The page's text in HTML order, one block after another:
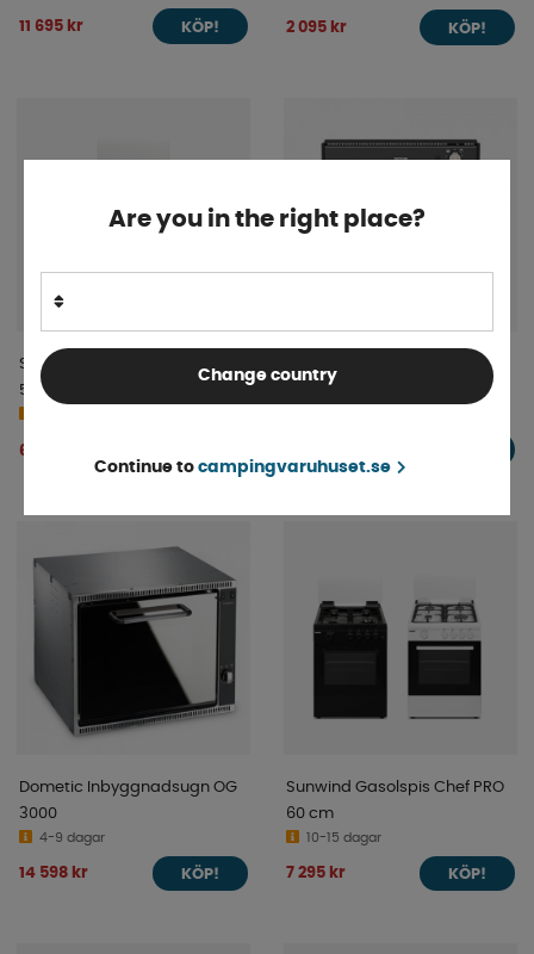
11 695 kr KÖP! 2 095 kr KÖP!
Sunwind Gasolspis Chef PRO
50 cm
6 245 kr
Thetford Duplex Ugn 36L 12V
Dometic Inbyggnadsugn OG
3000
4-9 dagar
14 598 kr KÖP!
Sunwind Gasolspis Chef PRO
60 cm
10-15 dagar
7 295 kr KÖP!
Are you in the right place?
Change country
Continue to campingvaruhuset.se